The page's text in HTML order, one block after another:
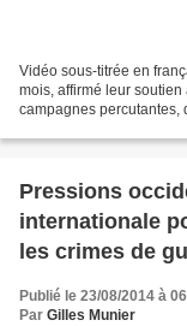
Vidéo sous-titrée en
mois, affirmé leur soutien
campagnes percutantes,
Pressions
internationale
les crimes de
Publié le 23/08/2014 à
Par Gilles Munier